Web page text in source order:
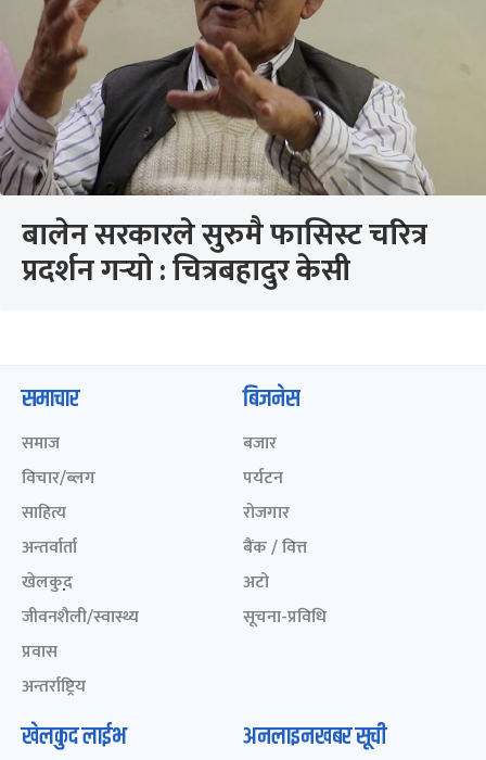
बालेन सरकारले सुरुमै फासिस्ट चरित्र
प्रदर्शन गर्‍यो : चित्रबहादुर केसी
समाचार
समाज
विचार/ब्लग
साहित्य
अन्तर्वार्ता
खेलकुद़़
जीवनशैली/स्वास्थ्य
प्रवास
अन्तर्राष्ट्रिय
बिजनेस
बजार
पर्यटन
रोजगार
बैंक / वित्त
अटो
सूचना-प्रविधि
खेलकुद लाईभ अनलाइनखबर सूची